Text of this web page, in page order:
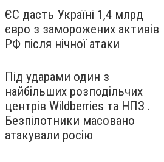
ЄС дасть Україні 1,4 млрд
євро з заморожених активів
РФ після нічної атаки
Під ударами один з
найбільших розподільчих
центрів Wildberries та НПЗ .
Безпілотники масовано
атакували росію